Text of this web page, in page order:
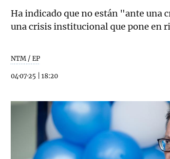
Ha indicado que no están "ante una
una crisis institucional que pone en
NTM / EP
04·07·25 18:20